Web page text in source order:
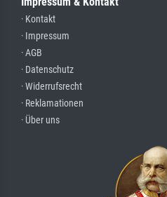
· Kontakt
· Impressum
· AGB
· Datenschutz
· Widerrufsrecht
· Reklamationen
· Über uns